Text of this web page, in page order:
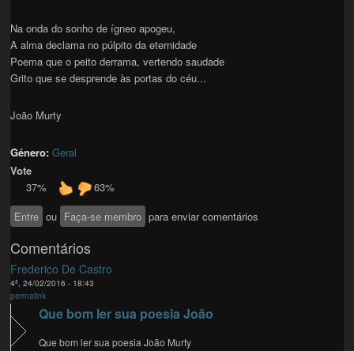
Na onda do sonho de ígneo apogeu,
A alma declama no púlpito da eternidade
Poema que o peito derrama, vertendo saudade
Grito que se desprende às portas do céu...
João Murty
Género:Geral
Vote
37%
63%
Entre ou Faça-se membro para enviar comentários
Comentários
Frederico De Castro
4ª, 24/02/2016 - 18:43
permalink
Que bom ler sua poesia João
Que bom ler sua poesia João Murty